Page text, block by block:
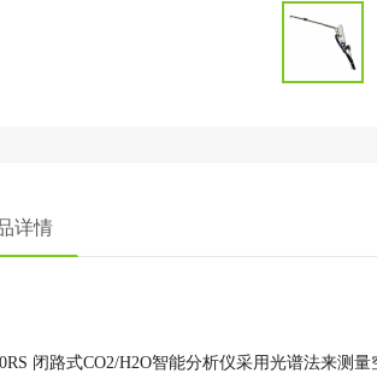
详情
闭路式CO2/H2O智能分析仪采用光谱法来测